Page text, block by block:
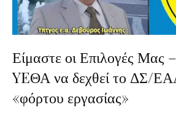
Είμαστε οι Επιλογές Μας
YEΘΑ να δεχθεί το ΔΣ/
«φόρτου εργασίας»